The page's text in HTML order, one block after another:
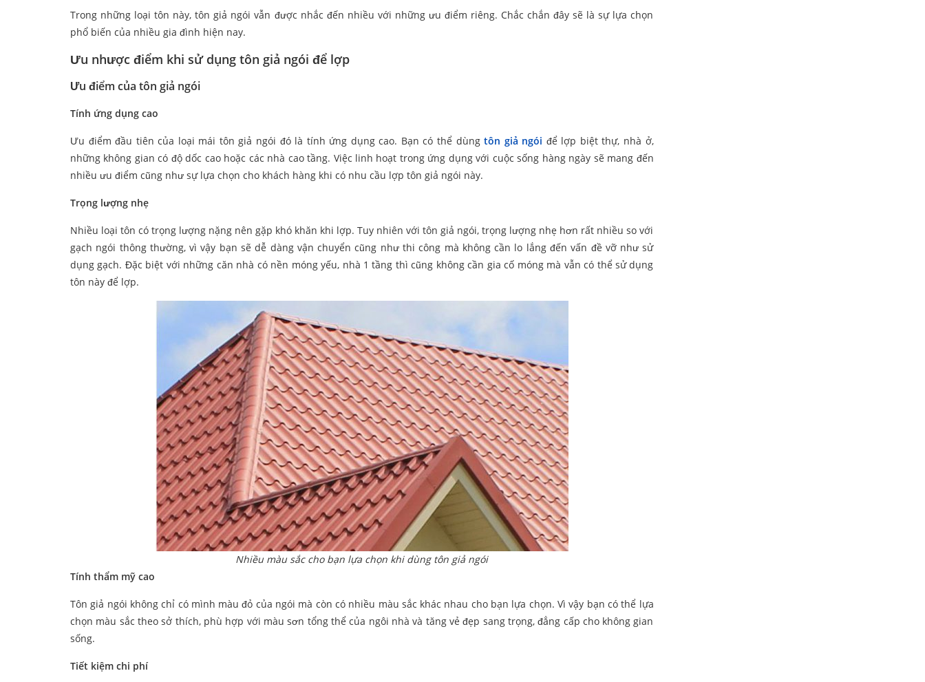
Trong những loại tôn này, tôn giả ngói vẫn được nhắc đến nhiều với những ưu điểm riêng. Chắc chắn đây sẽ là sự lựa chọn
phổ biến của nhiều gia đình hiện nay.
Ưu nhược điểm khi sử dụng tôn giả ngói để lợp
Ưu điểm của tôn giả ngói
Tính ứng dụng cao
Ưu điểm đầu tiên của loại mái tôn giả ngói đó là tính ứng dụng cao. Bạn có thể dùngtôn giả ngói để lợp biệt thự, nhà ở,
những không gian có độ dốc cao hoặc các nhà cao tầng. Việc linh hoạt trong ứng dụng với cuộc sống hàng ngày sẽ mang đến
nhiều ưu điểm cũng như sự lựa chọn cho khách hàng khi có nhu cầu lợp tôn giả ngói này.
Trọng lượng nhẹ
Nhiều loại tôn có trọng lượng nặng nên gặp khó khăn khi lợp. Tuy nhiên với tôn giả ngói, trọng lượng nhẹ hơn rất nhiều so với
gạch ngói thông thường, vì vậy bạn sẽ dễ dàng vận chuyển cũng như thi công mà không cần lo lắng đến vấn đề vỡ như sử
dụng gạch. Đặc biệt với những căn nhà có nền móng yếu, nhà 1 tầng thì cũng không cần gia cố móng mà vẫn có thể sử dụng
tôn này để lợp.
Nhiều màu sắc cho bạn lựa chọn khi dùng tôn giả ngói
Tính thẩm mỹ cao
Tôn giả ngói không chỉ có mình màu đỏ của ngói mà còn có nhiều màu sắc khác nhau cho bạn lựa chọn. Vì vậy bạn có thể lựa
chọn màu sắc theo sở thích, phù hợp với màu sơn tổng thể của ngôi nhà và tăng vẻ đẹp sang trọng, đẳng cấp cho không gian
sống.
Tiết kiệm chi phí